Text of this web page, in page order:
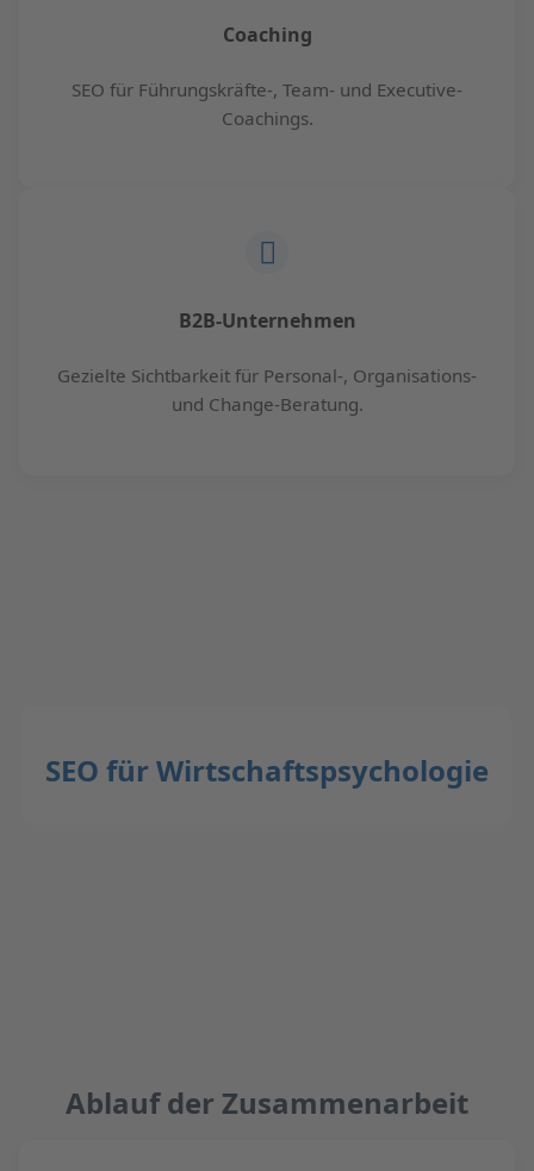
Coaching
SEO für Führungskräfte-, Team- und Executive-
Coachings.
B2B-Unternehmen
Gezielte Sichtbarkeit für Personal-, Organisations-
und Change-Beratung.
SEO für Wirtschaftspsychologie
Ablauf der Zusammenarbeit